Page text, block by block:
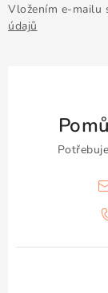
Vložením e-mailu
údajů